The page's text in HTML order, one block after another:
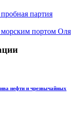
партия
морским портом Оля
нефти и чрезвычайных